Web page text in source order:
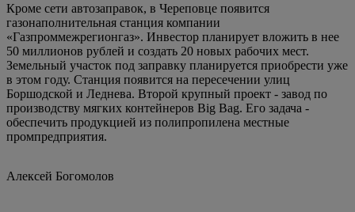
Кроме сети автозаправок, в Череповце появится
газонаполнительная станция компании
«Газпроммежрегионгаз». Инвестор планирует вложить в нее
50 миллионов рублей и создать 20 новых рабочих мест.
Земельный участок под заправку планируется приобрести уже
в этом году. Станция появится на пересечении улиц
Боршодской и Леднева. Второй крупный проект - завод по
производству мягких контейнеров Big Bag. Его задача -
обеспечить продукцией из полипропилена местные
промпредприятия.
Алексей Богомолов